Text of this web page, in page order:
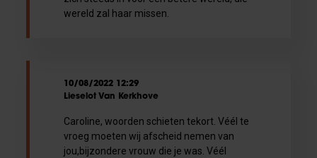
wereld zal haar missen.
10/08/2022 12:29
Lieselot Van Kerkhove
Caroline, woorden schieten tekort. Véél te
vroeg moeten wij afscheid nemen van
jou,bijzondere vrouw die je was. Véél